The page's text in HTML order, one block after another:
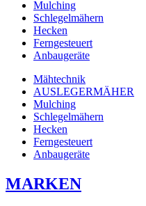
Mulching
Schlegelmähern
Hecken
Ferngesteuert
Anbaugeräte
Mähtechnik
AUSLEGERMÄHER
Mulching
Schlegelmähern
Hecken
Ferngesteuert
Anbaugeräte
MARKEN